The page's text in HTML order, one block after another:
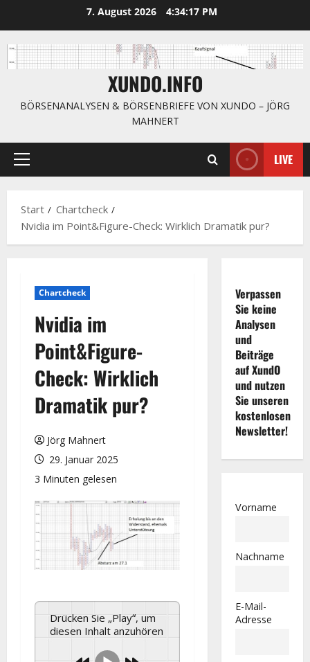
springen
7. August 2026 4:34:18 PM
XUNDO.INFO
BÖRSENANALYSEN & BÖRSENBRIEFE VON XUNDO – JÖRG
MAHNERT
Primäres
LIVE
Start
Chartcheck
Nvidia im Point&Figure-Check: Wirklich Dramatik pur?
Chartcheck
Nvidia im
Point&Figure-
Check: Wirklich
Dramatik pur?
Jörg Mahnert
29. Januar 2025
3 Minuten gelesen
Drücken Sie „Play“, um
diesen Inhalt anzuhören
Verpassen
Sie keine
Analysen
und
Beiträge
auf XundO
und nutzen
Sie unseren
kostenlosen
Newsletter!
Vorname
Nachname
E-Mail-
Adresse